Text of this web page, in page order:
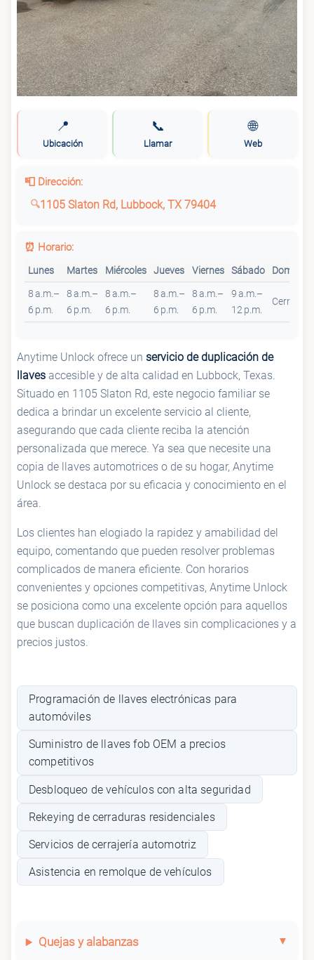
📍
Ubicación
📞
Llamar
🌐
Web
📮 Dirección:
1105 Slaton Rd, Lubbock, TX 79404
⏰ Horario:
Lunes Martes Miércoles Jueves Viernes Sábado Domingo
8 a.m.–
6 p.m.
8 a.m.–
6 p.m.
8 a.m.–
6 p.m.
8 a.m.–
6 p.m.
8 a.m.–
6 p.m.
9 a.m.–
12 p.m.
Cerrado
Anytime Unlock ofrece un servicio de duplicación de
llaves accesible y de alta calidad en Lubbock, Texas.
Situado en 1105 Slaton Rd, este negocio familiar se
dedica a brindar un excelente servicio al cliente,
asegurando que cada cliente reciba la atención
personalizada que merece. Ya sea que necesite una
copia de llaves automotrices o de su hogar, Anytime
Unlock se destaca por su eficacia y conocimiento en el
área.
Los clientes han elogiado la rapidez y amabilidad del
equipo, comentando que pueden resolver problemas
complicados de manera eficiente. Con horarios
convenientes y opciones competitivas, Anytime Unlock
se posiciona como una excelente opción para aquellos
que buscan duplicación de llaves sin complicaciones y a
precios justos.
Programación de llaves electrónicas para
automóviles
Suministro de llaves fob OEM a precios
competitivos
Desbloqueo de vehículos con alta seguridad
Rekeying de cerraduras residenciales
Servicios de cerrajería automotriz
Asistencia en remolque de vehículos
Quejas y alabanzas